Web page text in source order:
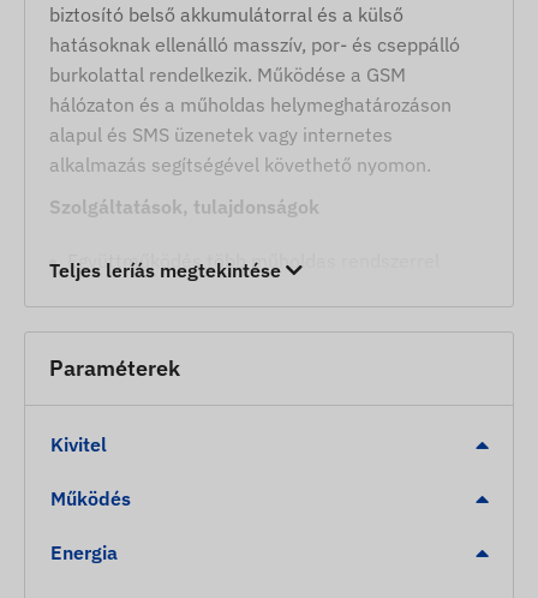
biztosító belső akkumulátorral és a külső
hatásoknak ellenálló masszív, por- és cseppálló
burkolattal rendelkezik. Működése a GSM
hálózaton és a műholdas helymeghatározáson
alapul és SMS üzenetek vagy internetes
alkalmazás segítségével követhető nyomon.
Szolgáltatások, tulajdonságok
Együttműködés több műholdas rendszerrel
Kommunikáció a készülék és a tulajdonosa
között GSM 2G hálózatokon, mikro SIM kártya
ben vagy szoftveren keresztül
Tetszés szerinti pozíció mérési időintervallum
Belső, nagy érzékenységű műholdvevő antenna
Teljes leríás megtekintése
Paraméterek
Kivitel
Működés
Energia